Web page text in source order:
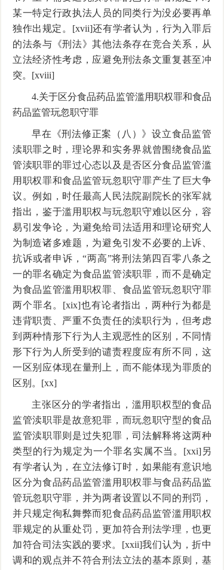
某一特定行政执法人员的同类行为没必要再单
独作出规定。[xvii]还有学者认为，行为入罪后
的法条与《刑法》其他法条存在竞合关系，从
立法经济性考虑，应避免刑法条文重复甚至冲
突。[xviii]
4.关于区分食品药品监管滥用职权罪和食品
药品监管玩忽职守罪
早在《刑法修正案（八）》设立食品监管
渎职罪之时，理论界和实务界就曾围绕食品监
管渎职罪的罪过心态以及是否区分食品监管滥
用职权罪和食品监管玩忽职守罪产生了巨大争
议。例如，时任最高人民法院副院长的张军就
指出，鉴于滥用职权与玩忽职守难以区分，容
易引发争论，为避免给司法适用和理论研究人
为制造诸多难题，为避免引发不必要的上诉、
抗诉或者申诉，“两高”将刑法第四百零八条之
一的罪名确定为食品监管渎职罪，而不是确定
为食品监管滥用职权罪、食品监管玩忽职守罪
两个罪名。[xix]也有论者指出，两种行为都是
违背职责、严重不负责任的渎职行为，但考虑
到两种情形下行为人主观恶性的区别，不同情
形下行为人所受到的谴责程度应有所不同，这
一区别应体现在量刑上，而不能体现为罪质的
区别。[xx]
主张区分的学者指出，滥用职权型的食品
监管渎职罪是故意犯罪，而玩忽职守型的食品
监管渎职罪则是过失犯罪，司法解释将这两种
类型的行为规定为一个罪名实属不当。[xxi]另
有学者认为，在立法修订时，如果能有意识地
区分为食品药品监管滥用职权罪与食品药品监
管玩忽职守罪，并为两者设置以不同的刑罚，
并只规定徇私舞弊而犯食品药品监管滥用职权
罪规定的从重处罚，更加符合刑法学理，也更
加符合司法实践的要求。[xxii]我们认为，折中
调和的观点并不符合刑法立法的基本原则，基